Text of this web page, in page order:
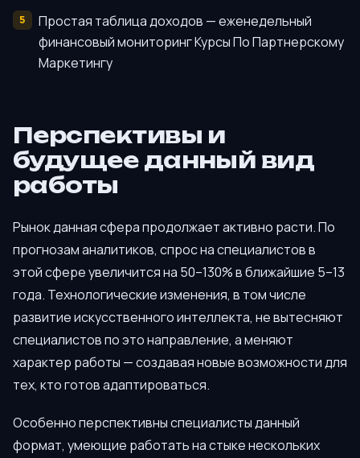
Простая таблица доходов — еженедельный
финансовый мониторинг Курсы По Партнерскому
Маркетингу
Перспективы и
будущее данный вид
работы
Рынок данная сфера продолжает активно расти. По
прогнозам аналитиков, спрос на специалистов в
этой сфере увеличится на 50–130% в ближайшие 5–13
года. Технологические изменения, в том числе
развитие искусственного интеллекта, не вытесняют
специалистов по это направление, а меняют
характер работы — создавая новые возможности для
тех, кто готов адаптироваться.
Особенно перспективны специалисты данный
формат, умеющие работать на стыке нескольких